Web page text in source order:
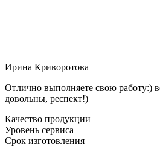
Ирина Криворотова
Отлично выполняете свою работу:)
довольны, респект!)
Качество продукции
Уровень сервиса
Срок изготовления